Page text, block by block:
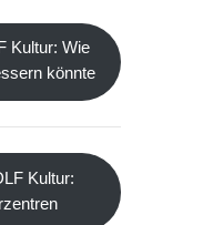
Kultur: Wie
könnte
Kultur: